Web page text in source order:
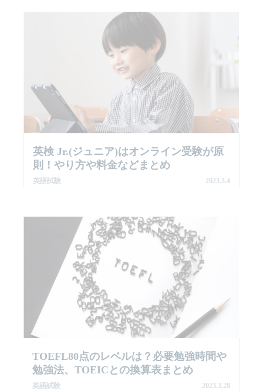
英検 Jr.(ジュニア)はオンライン受験が原
則！やり方や料金などまとめ
英語試験 2023.3.4
TOEFL80点のレベルは？必要勉強時間や
勉強法、TOEICとの換算表まとめ
英語試験 2023.3.28